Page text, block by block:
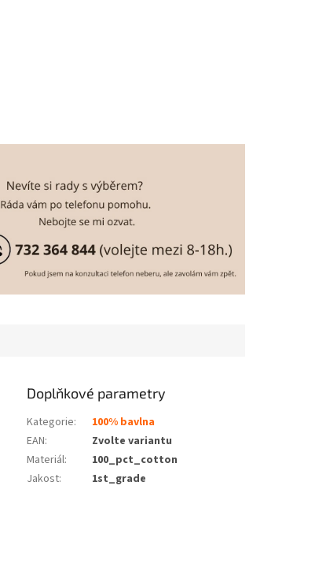
Doplňkové parametry
Kategorie:
100% bavlna
EAN:
Zvolte variantu
Materiál:
100_pct_cotton
Jakost: 1st_grade